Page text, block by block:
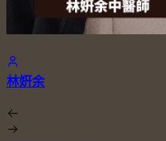
林姸余